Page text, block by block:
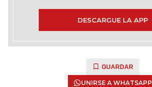
DESCARGUE LA APP
GUARDAR
UNIRSE A WHATSAPP